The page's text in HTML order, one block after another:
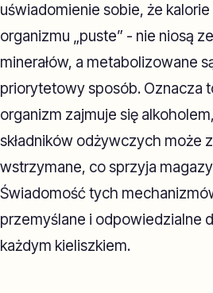
uświadomienie sobie, że kalorie
organizmu „puste” - nie niosą
minerałów, a metabolizowane
priorytetowy sposób. Oznacza
organizm zajmuje się
składników odżywczych może
wstrzymane, co sprzyja
Świadomość tych
przemyślane i odpowiedzialne
każdym kieliszkiem.